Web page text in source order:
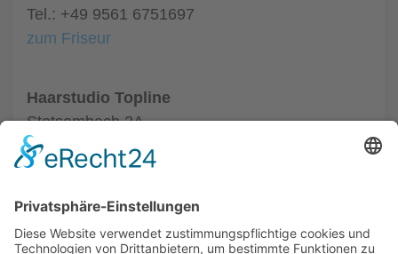
Tel.: +49 9561 6751697
zum Friseur
Haarstudio Topline
Stetsambach 2A
96486 Coburg
Tel.: +49 9561 50463